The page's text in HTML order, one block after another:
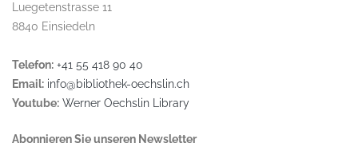
Luegetenstrasse 11
8840 Einsiedeln
Telefon: +41 55 418 90 40
Email: info@bibliothek-oechslin.ch
Youtube: Werner Oechslin Library
Abonnieren Sie unseren Newsletter